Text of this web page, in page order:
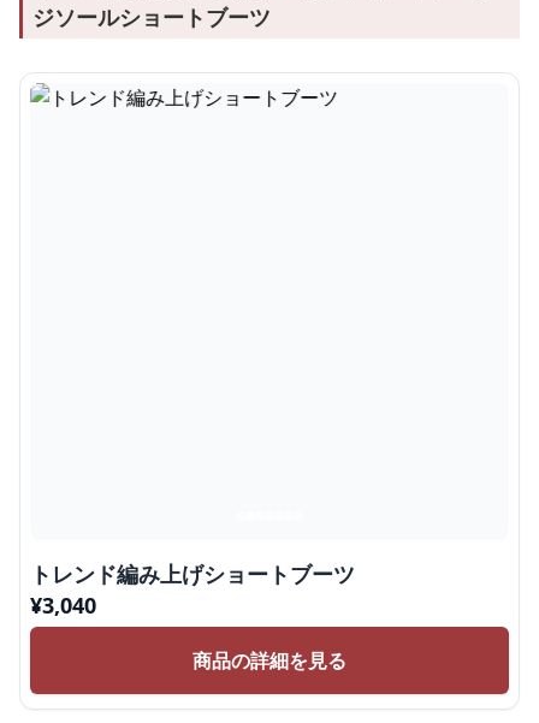
ジソールショートブーツ
トレンド編み上げショートブーツ
¥3,040
商品の詳細を見る